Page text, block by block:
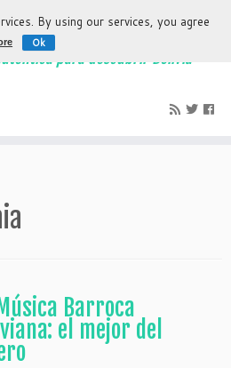
para descubrir Bolivia
Barroca
el mejor del
By using our services, you agree
Ok